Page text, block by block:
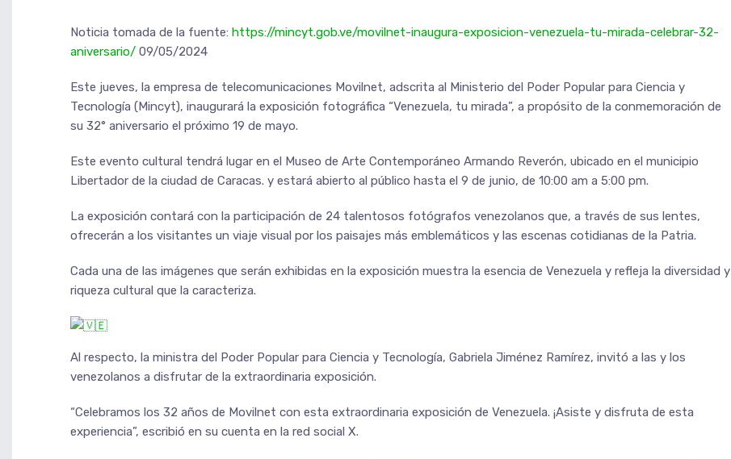
Noticia tomada de la fuente: https://mincyt.gob.ve/movilnet-inaugura-exposicion-venezuela-tu-mirada-celebrar-32-
aniversario/ 09/05/2024
Este jueves, la empresa de telecomunicaciones Movilnet, adscrita al Ministerio del Poder Popular para Ciencia y
Tecnología (Mincyt), inaugurará la exposición fotográfica “Venezuela, tu mirada”, a propósito de la conmemoración de
su 32° aniversario el próximo 19 de mayo.
Este evento cultural tendrá lugar en el Museo de Arte Contemporáneo Armando Reverón, ubicado en el municipio
Libertador de la ciudad de Caracas. y estará abierto al público hasta el 9 de junio, de 10:00 am a 5:00 pm.
La exposición contará con la participación de 24 talentosos fotógrafos venezolanos que, a través de sus lentes,
ofrecerán a los visitantes un viaje visual por los paisajes más emblemáticos y las escenas cotidianas de la Patria.
Cada una de las imágenes que serán exhibidas en la exposición muestra la esencia de Venezuela y refleja la diversidad y
riqueza cultural que la caracteriza.
Al respecto, la ministra del Poder Popular para Ciencia y Tecnología, Gabriela Jiménez Ramírez, invitó a las y los
venezolanos a disfrutar de la extraordinaria exposición.
“Celebramos los 32 años de Movilnet con esta extraordinaria exposición de Venezuela. ¡Asiste y disfruta de esta
experiencia”, escribió en su cuenta en la red social X.